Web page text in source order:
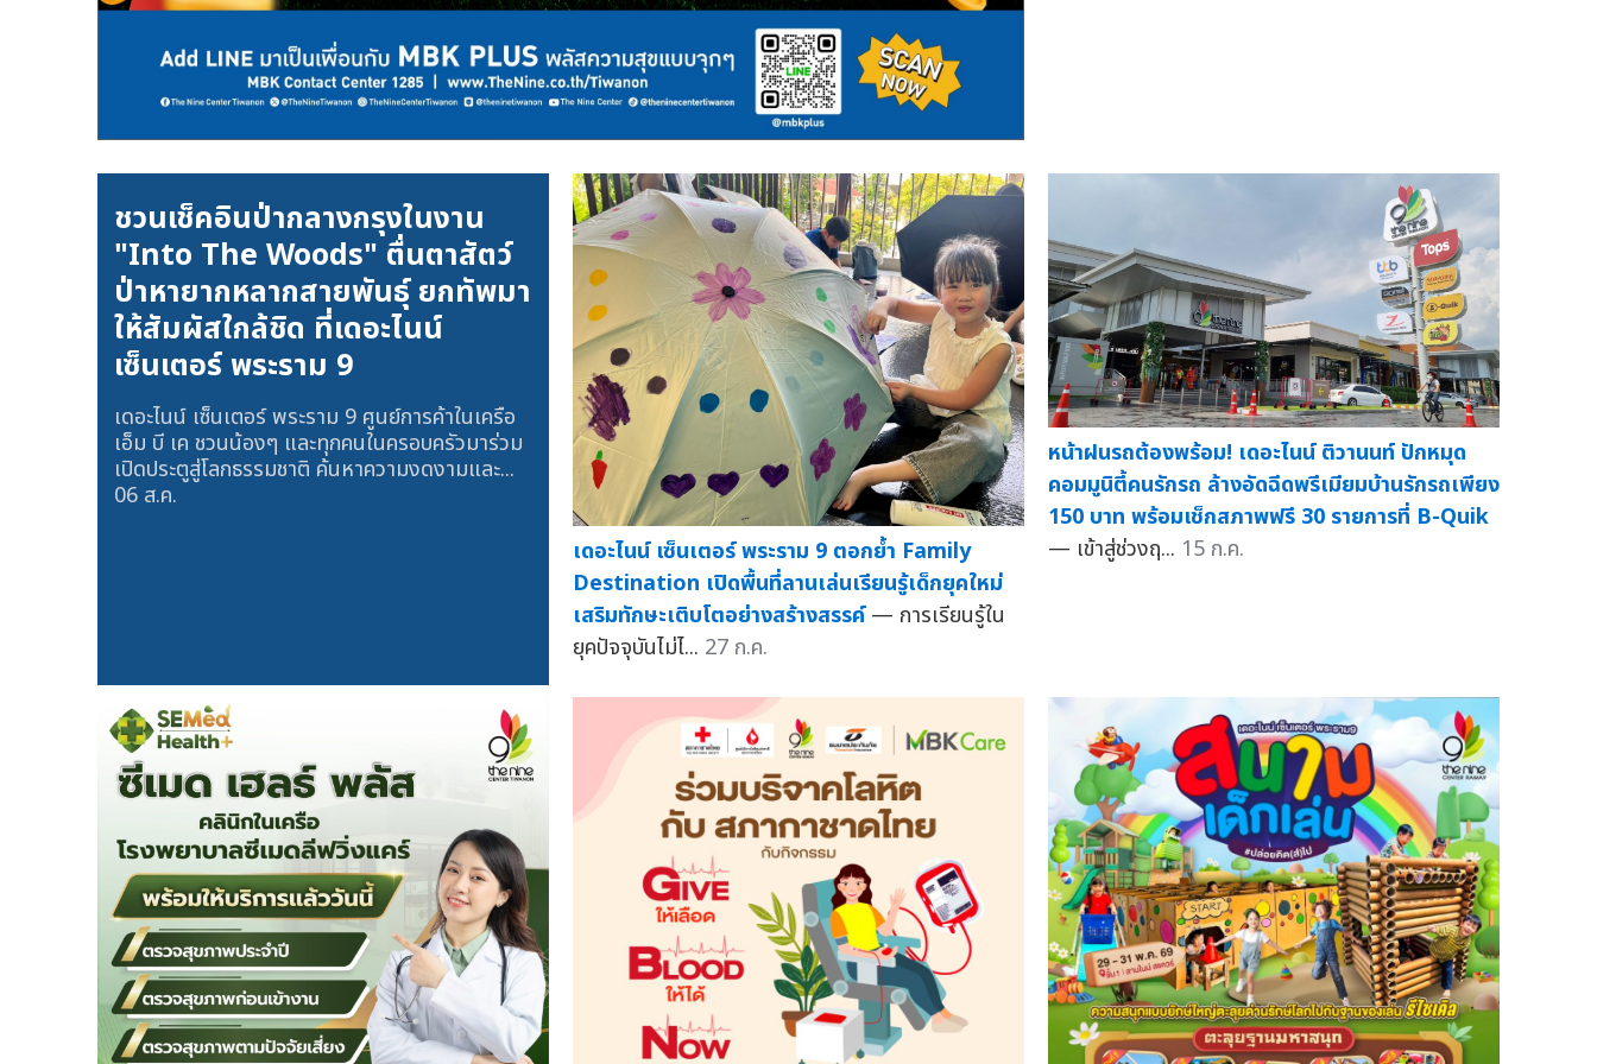
ชวนเช็คอินป่ากลางกรุงในงาน
"Into The Woods" ตื่นตาสัตว์
ป่าหายากหลากสายพันธุ์ ยกทัพมา
ให้สัมผัสใกล้ชิด ที่เดอะไนน์
เซ็นเตอร์ พระราม 9
เดอะไนน์ เซ็นเตอร์ พระราม 9 ศูนย์การค้าในเครือ
เอ็ม บี เค ชวนน้องๆ และทุกคนในครอบครัวมาร่วม
เปิดประตูสู่โลกธรรมชาติ ค้นหาความงดงามและ...
06 ส.ค.
เดอะไนน์ เซ็นเตอร์ พระราม 9 ตอกย้ำ Family
Destination เปิดพื้นที่ลานเล่นเรียนรู้เด็กยุคใหม่
เสริมทักษะเติบโตอย่างสร้างสรรค์ — การเรียนรู้ใน
ยุคปัจจุบันไม่ไ... 27 ก.ค.
หน้าฝนรถต้องพร้อม! เดอะไนน์ ติวานนท์ ปักหมุด
คอมมูนิตี้คนรักรถ ล้างอัดฉีดพรีเมียมบ้านรักรถเพียง
150 บาท พร้อมเช็กสภาพฟรี 30 รายการที่ B-Quik
— เข้าสู่ช่วงฤ... 15 ก.ค.